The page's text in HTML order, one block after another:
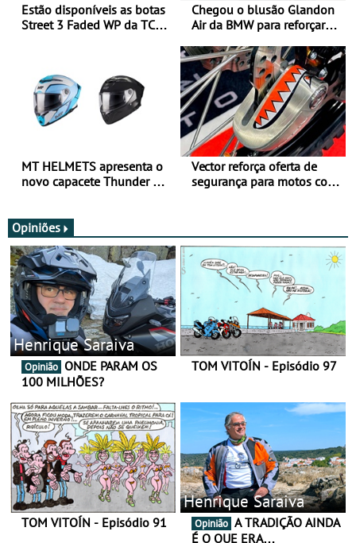
Estão disponíveis as botas
Street 3 Faded WP da TCX
Chegou o blusão Glandon
Air da BMW para reforçar
verão
MT HELMETS apresenta o
novo capacete Thunder 4 R
Vector reforça oferta de
segurança para motos com
Opiniões
Henrique Saraiva
Opinião
100 MILHÕES?
TOM VITOÍN - Episódio 97
TOM VITOÍN - Episódio 91
Henrique Saraiva
Opinião
É O QUE ERA…